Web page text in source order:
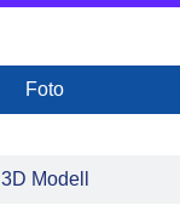
Foto
3D Modell